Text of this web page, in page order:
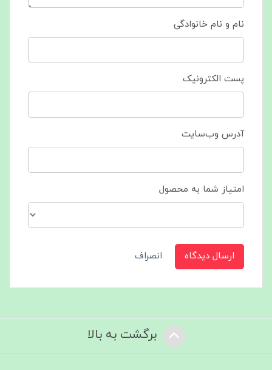
نام و نام خانوادگی
پست الکترونیک
آدرس وب‌سایت
امتیاز شما به محصول
ارسال دیدگاه انصراف
برگشت به بالا